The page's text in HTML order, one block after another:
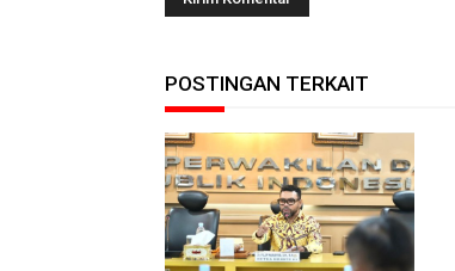
POSTINGAN TERKAIT